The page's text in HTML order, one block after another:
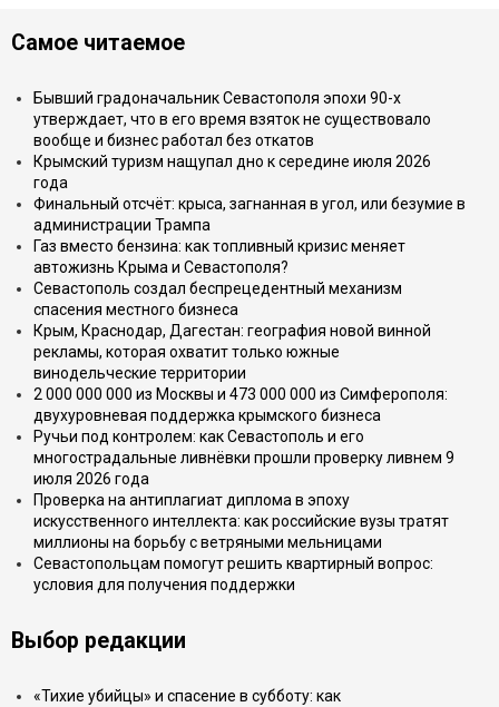
Самое читаемое
Бывший градоначальник Севастополя эпохи 90-х
утверждает, что в его время взяток не существовало
вообще и бизнес работал без откатов
Крымский туризм нащупал дно к середине июля 2026
года
Финальный отсчёт: крыса, загнанная в угол, или безумие в
администрации Трампа
Газ вместо бензина: как топливный кризис меняет
автожизнь Крыма и Севастополя?
Севастополь создал беспрецедентный механизм
спасения местного бизнеса
Крым, Краснодар, Дагестан: география новой винной
рекламы, которая охватит только южные
винодельческие территории
2 000 000 000 из Москвы и 473 000 000 из Симферополя:
двухуровневая поддержка крымского бизнеса
Ручьи под контролем: как Севастополь и его
многострадальные ливнёвки прошли проверку ливнем 9
июля 2026 года
Проверка на антиплагиат диплома в эпоху
искусственного интеллекта: как российские вузы тратят
миллионы на борьбу с ветряными мельницами
Севастопольцам помогут решить квартирный вопрос:
условия для получения поддержки
Выбор редакции
«Тихие убийцы» и спасение в субботу: как